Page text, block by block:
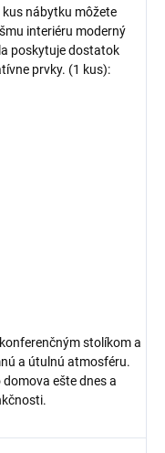
nábytku môžete
interiéru moderný
poskytuje dostatok
prvky. (1 kus):
stolíkom a
a útulnú atmosféru.
ešte dnes a